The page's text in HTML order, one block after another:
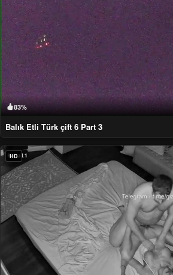
83%
Balık Etli Türk çift 6 Part 3
HD